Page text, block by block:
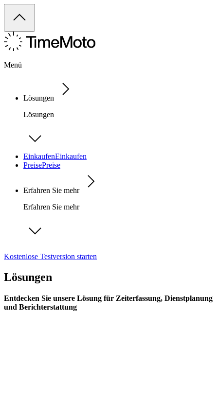
Menü
Lösungen
Lösungen
EinkaufenEinkaufen
PreisePreise
Erfahren Sie mehr
Erfahren Sie mehr
Kostenlose Testversion starten
Lösungen
Entdecken Sie unsere Lösung für Zeiterfassung, Dienstplanung
und Berichterstattung